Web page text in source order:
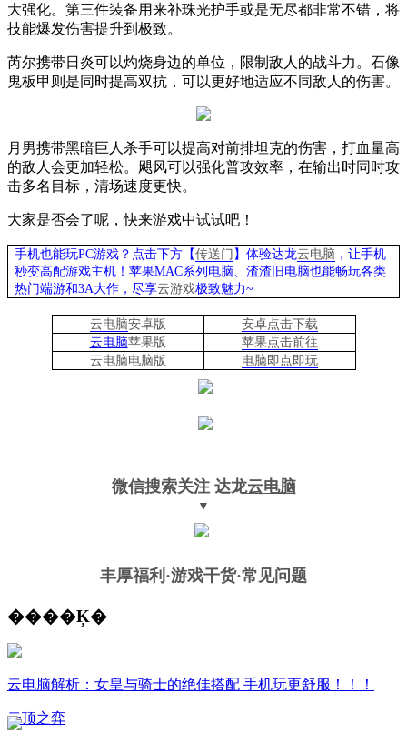
大强化。第三件装备用来补珠光护手或是无尽都非常不错，将
技能爆发伤害提升到极致。
芮尔携带日炎可以灼烧身边的单位，限制敌人的战斗力。石像
鬼板甲则是同时提高双抗，可以更好地适应不同敌人的伤害。
月男携带黑暗巨人杀手可以提高对前排坦克的伤害，打血量高
的敌人会更加轻松。飓风可以强化普攻效率，在输出时同时攻
击多名目标，清场速度更快。
大家是否会了呢，快来游戏中试试吧！
手机也能玩PC游戏？点击下方【传送门 】体验达龙云电脑 ，让手机
秒变高配游戏主机 ！苹果MAC系列电脑、渣渣旧电脑也能畅玩各类
热门端游和3A大作， 尽享云游戏极致魅力~
云电脑安卓版
安卓点击下载
云电脑苹果版
苹果点击前往
云电脑电脑 版 电脑即点即玩
微信搜索关注 达龙云电脑
▼
丰厚福利 ·游戏干货·常见问题
����Ķ�
云电脑解析：女皇与骑士的绝佳搭配 手机玩更舒服！！！
云顶之弈